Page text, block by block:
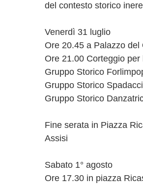
del contesto storico
Venerdì 31 luglio
Ore 20.45 a Palazzo
Ore 21.00 Corteggio
Gruppo Storico
Gruppo Storico
Gruppo Storico
Fine serata in Piazza
Assisi
Sabato 1° agosto
Ore 17.30 in piazza